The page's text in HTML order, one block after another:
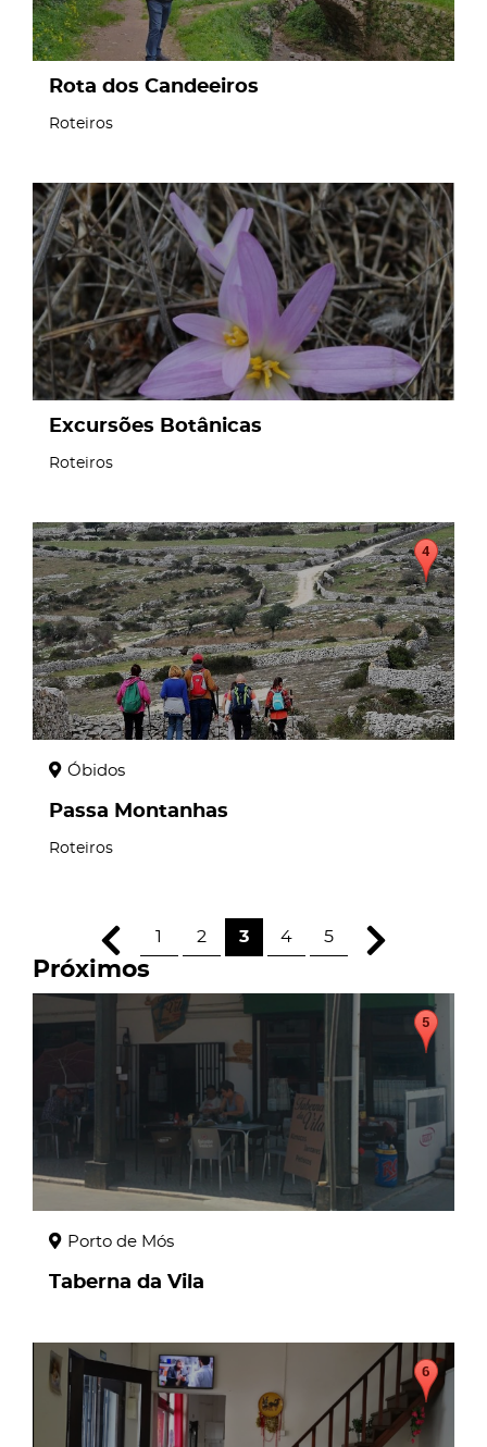
Rota dos Candeeiros
Roteiros
page
Excursões Botânicas
Roteiros
page
Óbidos
Passa Montanhas
Roteiros
1 2 3 4 5
Próximos
page
Porto de Mós
Taberna da Vila
page